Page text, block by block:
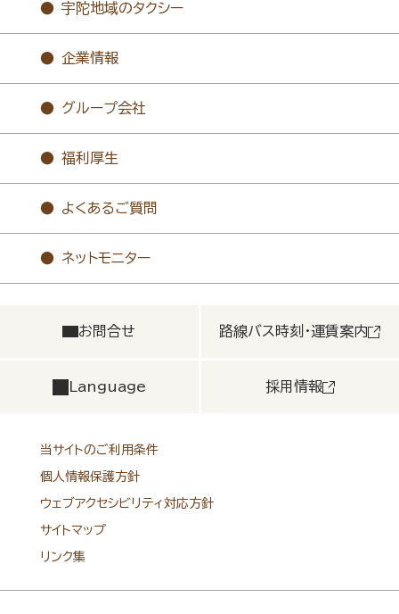
宇陀地域のタクシー
企業情報
グループ会社
福利厚生
よくあるご質問
ネットモニター
お問合せ 路線バス時刻・運賃案内
Language 採用情報
当サイトのご利用条件
個人情報保護方針
ウェブアクセシビリティ対応方針
サイトマップ
リンク集